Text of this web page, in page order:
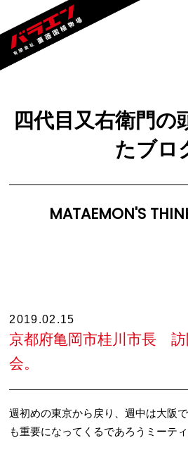
四代目又右衛門の
たブロ
MATAEMON'S
2019.02.15
京都府亀岡市桂川市長
会。
週初めの東京から戻り、週中は大阪
も重要になってくるであろうミーティ